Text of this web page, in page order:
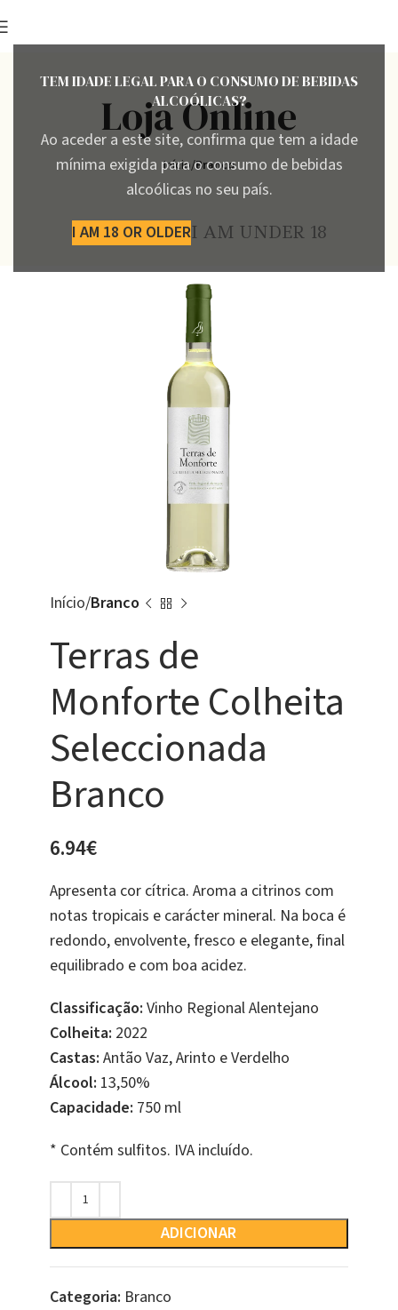
TEM IDADE LEGAL PARA O CONSUMO DE BEBIDAS
ALCOÓLICAS?
Ao aceder a este site, confirma que tem a idade
mínima exigida para o consumo de bebidas
alcoólicas no seu país.
I AM 18 OR OLDERI AM UNDER 18
Loja Online
Início Branco
Início Branco
Terras de
Monforte Colheita
Seleccionada
Branco
6.94€
Apresenta cor cítrica. Aroma a citrinos com
notas tropicais e carácter mineral. Na boca é
redondo, envolvente, fresco e elegante, final
equilibrado e com boa acidez.
Classificação: Vinho Regional Alentejano
Colheita: 2022
Castas: Antão Vaz, Arinto e Verdelho
Álcool: 13,50%
Capacidade: 750 ml
* Contém sulfitos. IVA incluído.
ADICIONAR
Categoria: Branco